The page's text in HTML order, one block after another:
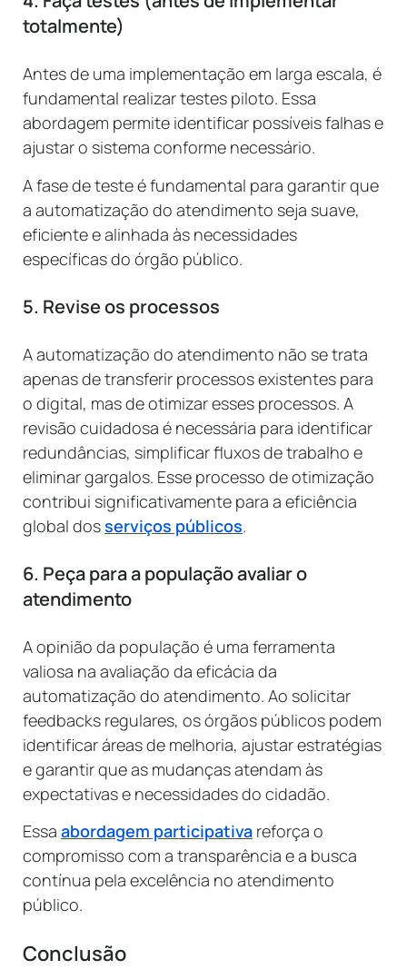
totalmente)
Antes de uma implementação em larga escala, é
fundamental realizar testes piloto. Essa
abordagem permite identificar possíveis falhas e
ajustar o sistema conforme necessário.
A fase de teste é fundamental para garantir que
a automatização do atendimento seja suave,
eficiente e alinhada às necessidades
específicas do órgão público.
5. Revise os processos
A automatização do atendimento não se trata
apenas de transferir processos existentes para
o digital, mas de otimizar esses processos. A
revisão cuidadosa é necessária para identificar
redundâncias, simplificar fluxos de trabalho e
eliminar gargalos. Esse processo de otimização
contribui significativamente para a eficiência
global dosserviços públicos.
6. Peça para a população avaliar o
atendimento
A opinião da população é uma ferramenta
valiosa na avaliação da eficácia da
automatização do atendimento. Ao solicitar
feedbacks regulares, os órgãos públicos podem
identificar áreas de melhoria, ajustar estratégias
e garantir que as mudanças atendam às
expectativas e necessidades do cidadão.
Essa abordagem participativa reforça o
compromisso com a transparência e a busca
contínua pela excelência no atendimento
público.
Conclusão